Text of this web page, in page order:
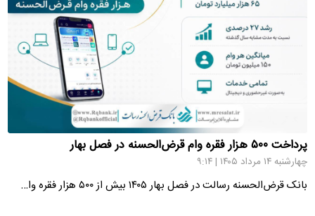
پرداخت ۵۰۰ هزار فقره وام قرض‌الحسنه در فصل بهار
چهارشنبه ۱۴ مرداد ۱۴۰۵ | ۹:۱۴
بانک قرض‌الحسنه رسالت در فصل بهار ۱۴۰۵ بیش از ۵۰۰ هزار فقره وا…